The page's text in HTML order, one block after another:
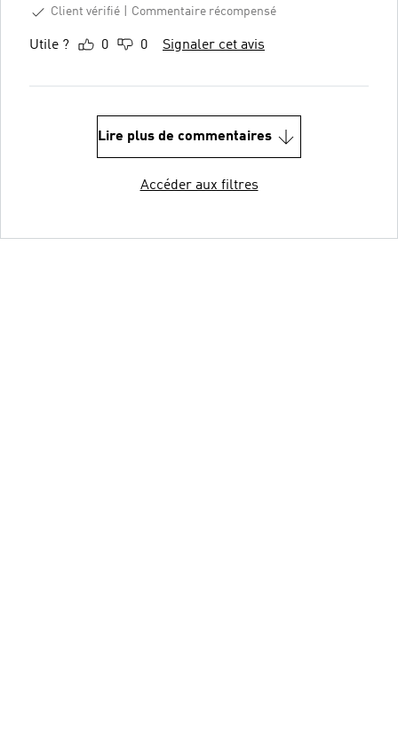
Client vérifié
Commentaire récompensé
Utile ? 0 0 Signaler cet avis
Lire plus de commentaires
Accéder aux filtres